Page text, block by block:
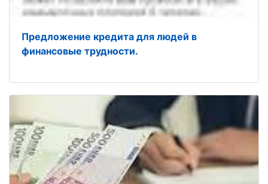
Предложение кредита для людей в
финансовые трудности.